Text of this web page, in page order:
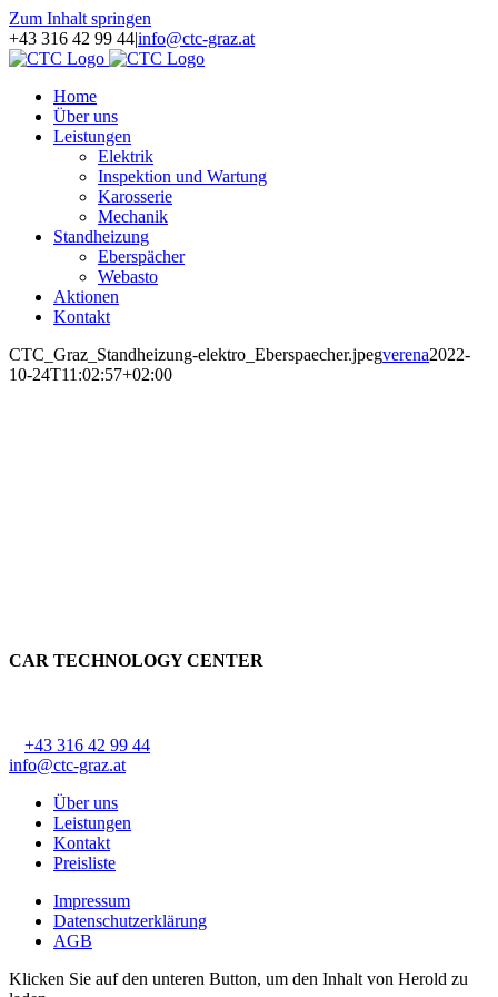
Zum Inhalt springen
+43 316 42 99 44|info@ctc-graz.at
Home
Über uns
Leistungen
Elektrik
Inspektion und Wartung
Karosserie
Mechanik
Standheizung
Eberspächer
Webasto
Aktionen
Kontakt
CTC_Graz_Standheizung-elektro_Eberspaecher.jpegverena2022-
10-24T11:02:57+02:00
CAR TECHNOLOGY CENTER
+43 316 42 99 44
info@ctc-graz.at
Über uns
Leistungen
Kontakt
Preisliste
Impressum
Datenschutzerklärung
AGB
Klicken Sie auf den unteren Button, um den Inhalt von Herold zu